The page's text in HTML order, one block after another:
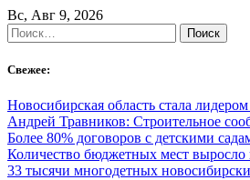
Skip
to
content
Вс, Авг 9, 2026
Найти:
Свежее:
Новосибирская область стала
Андрей Травников: Строительное
Более 80% договоров с детскими
Количество бюджетных мест выросло
33 тысячи многодетных